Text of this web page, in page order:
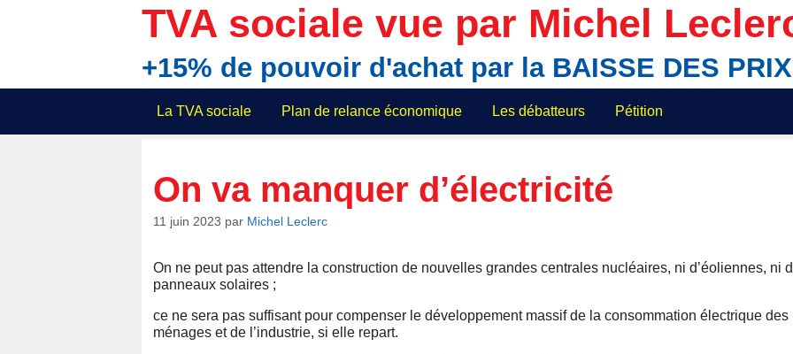
TVA sociale vue par Michel
+15% de pouvoir d'achat par la BAISSE DES
La TVA sociale Plan de relance économique Les débatteurs Pétition
On va manquer d’électricité
11 juin 2023 par Michel Leclerc
On ne peut pas attendre la construction de nouvelles grandes centrales nucléaires, ni d’éoliennes, ni
panneaux solaires ;
ce ne sera pas suffisant pour compenser le développement massif de la consommation électrique des
ménages et de l’industrie, si elle repart.